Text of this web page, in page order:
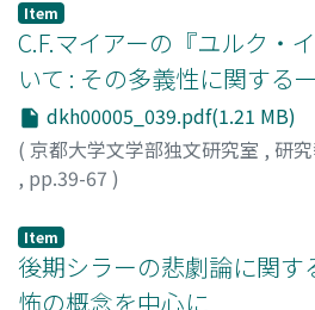
Item
C.F.マイアーの『ユルク・
いて : その多義性に関する
dkh00005_039.pdf(1.21 MB)
( 京都大学文学部独文研究室 , 研
, pp.39-67 )
Item
後期シラーの悲劇論に関す
怖の概念を中心に